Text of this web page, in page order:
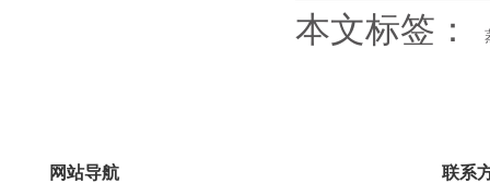
本文标签：
网站导航 联系